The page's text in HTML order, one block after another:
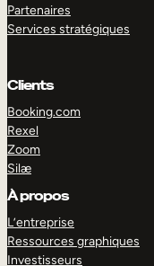
Partenaires
Services stratégiques
Clients
Booking.com
Rexel
Zoom
Silæ
À propos
L’entreprise
Ressources graphiques
Investisseurs